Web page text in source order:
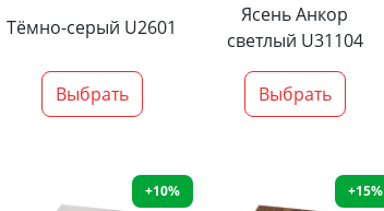
Тёмно-серый U2601
Выбрать
Ясень Анкор
светлый U31104
Выбрать
+10% +15%